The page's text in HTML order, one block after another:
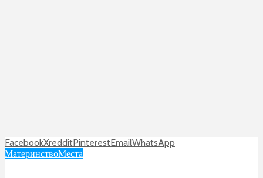
FacebookXredditPinterestEmailWhatsApp
МатеринствоМеста